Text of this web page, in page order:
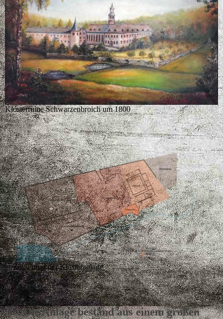
Klosterruine Schwarzenbroich um 1800
Zonierung der Klosteranlage
Die Anlage bestand aus einem großen